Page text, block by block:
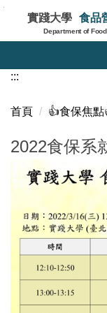
主
內
區
實踐大學 食品
Department of
:::
首頁 👍️食保焦點
2022食保系